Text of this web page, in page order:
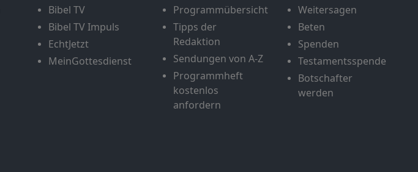
Bibel TV
Bibel TV Impuls
EchtJetzt
MeinGottesdienst
Programmübersicht
Tipps der
Redaktion
Sendungen von A-Z
Programmheft
kostenlos
anfordern
Weitersagen
Beten
Spenden
Testamentsspende
Botschafter
werden